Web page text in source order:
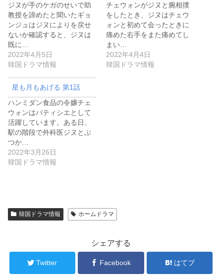
ジヌが手のケガのせいで助
教授を諦めたと聞いたギョ
ンジュはジヌによりを戻せ
ないか確認すると、ジヌは
既に…
2022年4月5日
韓国ドラマ情報
チェウォンがジヌと腕相撲
をしたとき、ジヌはチェウ
ォンと初めて会ったときに
痛めた右手をまた痛めてし
まい…
2022年4月4日
韓国ドラマ情報
星も月もあげる 第1話
ハンミダン食品の令嬢チェ
ウォンはパティシエとして
活躍しています。ある日、
駅の階段で外科医ジヌとぶ
つか…
2022年3月26日
韓国ドラマ情報
韓国ドラマ情報 ホームドラマ
シェアする
Twitter Facebook はてブ